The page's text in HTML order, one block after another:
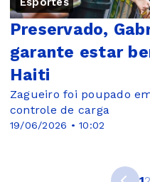
19/06/2026 • 10:02
Preservado,
garante estar
Haiti
Zagueiro foi poupado
controle de carga